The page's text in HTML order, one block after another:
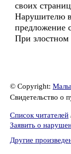
своих
Нарушителю
предложение
При
© Copyright:
Свидетельство о
Список читателей
Заявить о
Другие